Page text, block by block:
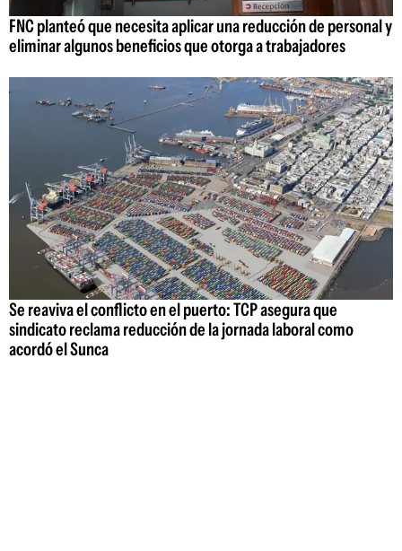
FNC planteó que necesita aplicar una reducción de personal y
eliminar algunos beneficios que otorga a trabajadores
Se reaviva el conflicto en el puerto: TCP asegura que
sindicato reclama reducción de la jornada laboral como
acordó el Sunca